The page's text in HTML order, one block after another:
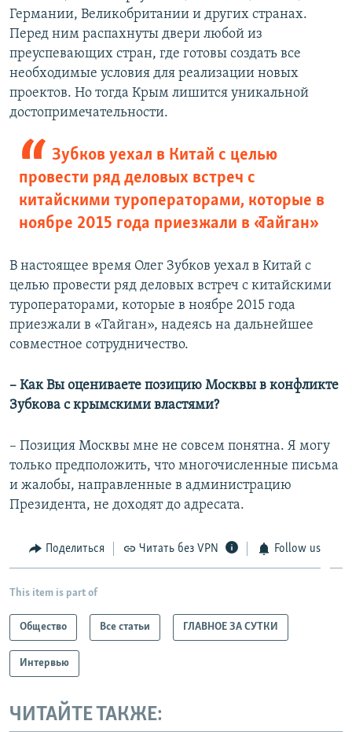
Германии, Великобритании и других странах.
Перед ним распахнуты двери любой из
преуспевающих стран, где готовы создать все
необходимые условия для реализации новых
проектов. Но тогда Крым лишится уникальной
достопримечательности.
Зубков уехал в Китай с целью
провести ряд деловых встреч с
китайскими туроператорами, которые в
ноябре 2015 года приезжали в «Тайган»
В настоящее время Олег Зубков уехал в Китай с
целью провести ряд деловых встреч с китайскими
туроператорами, которые в ноябре 2015 года
приезжали в «Тайган», надеясь на дальнейшее
совместное сотрудничество.
– Как Вы оцениваете позицию Москвы в конфликте
Зубкова с крымскими властями?
– Позиция Москвы мне не совсем понятна. Я могу
только предположить, что многочисленные письма
и жалобы, направленные в администрацию
Президента, не доходят до адресата.
Поделиться Читать без VPN Follow us
This item is part of
Общество Все статьи ГЛАВНОЕ ЗА СУТКИ
Интервью
ЧИТАЙТЕ ТАКЖЕ: